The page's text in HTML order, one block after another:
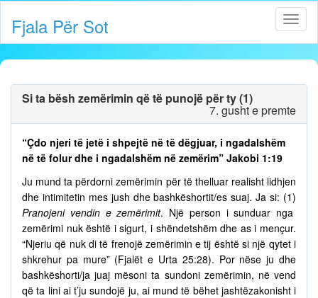
Fjala Për Sot
Si ta bësh zemërimin që të punojë për ty (1)
7. gusht e premte
“Çdo njeri të jetë i shpejtë në të dëgjuar, i ngadalshëm
në të folur dhe i ngadalshëm në zemërim” Jakobi 1:19
Ju mund ta përdorni zemërimin për të thelluar realisht lidhjen
dhe intimitetin mes jush dhe bashkëshortit/es suaj. Ja si: (1)
Pranojeni vendin e zemërimit. Një person i sunduar nga
zemërimi nuk është i sigurt, i shëndetshëm dhe as i mençur.
“Njeriu që nuk di të frenojë zemërimin e tij është si një qytet i
shkrehur pa mure” (Fjalët e Urta 25:28). Por nëse ju dhe
bashkëshorti/ja juaj mësoni ta sundoni zemërimin, në vend
që ta lini ai t’ju sundojë ju, ai mund të bëhet jashtëzakonisht i